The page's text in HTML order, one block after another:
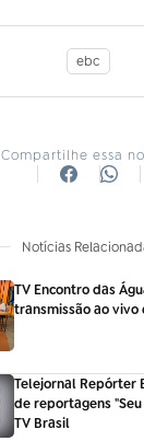
ebc
Compartilhe essa
Notícias
TV Encontro das
transmissão ao vivo
Telejornal Repórter
de reportagens "Seu
TV Brasil